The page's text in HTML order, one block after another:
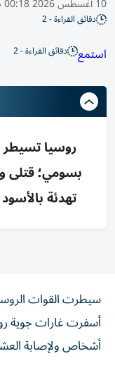
دقائق القراءة - 2
استمع دقائق القراءة - 2
روسيا
بسومي؛ قتلى
تهدئة
سيطرت القوات
أسفرت غارات جوية
أشخاص ولإصابة